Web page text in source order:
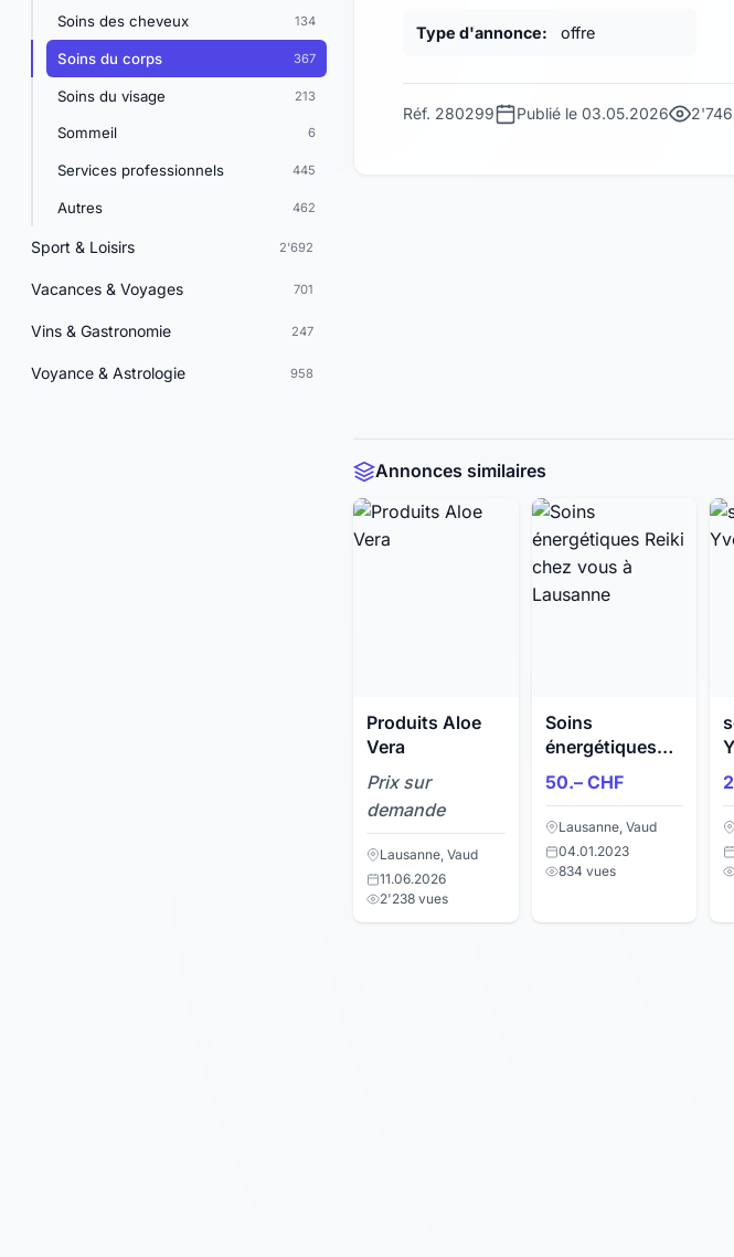
Soins des cheveux 134
Soins du corps 367
Soins du visage 213
Sommeil 6
Services professionnels 445
Autres 462
Sport & Loisirs 2'692
Vacances & Voyages 701
Vins & Gastronomie 247
Voyance & Astrologie 958
Type d'annonce: offre
Réf. 280299 Publié le 03.05.2026
Annonces similaires
Produits Aloe
Vera
Prix sur
demande
Lausanne, Vaud
11.06.2026
2'238 vues
Soins
énergétiques
Reiki chez vous
à Lausanne
50.– CHF
Lausanne, Vaud
04.01.2023
834 vues